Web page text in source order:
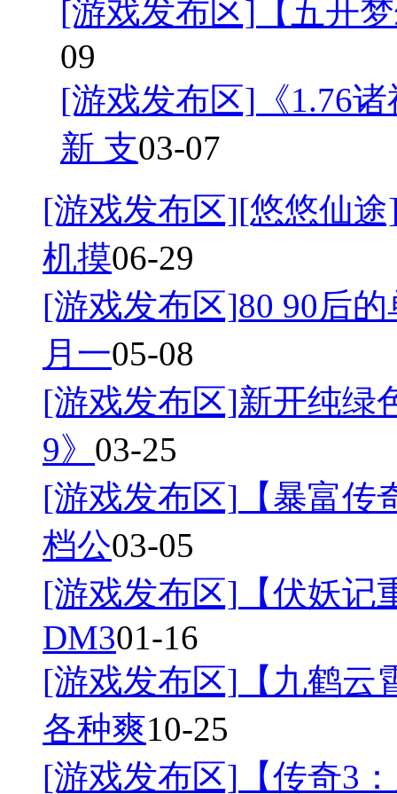
[游戏发布区] 【五开
09
[游戏发布区] 《1.76
新 支03-07
[游戏发布区][悠悠仙
机摸06-29
[游戏发布区]80 90后
月一05-08
[游戏发布区]新开纯绿
9》 03-25
[游戏发布区] 【暴富
档公03-05
[游戏发布区] 【伏妖
DM301-16
[游戏发布区] 【九鹤
各种爽10-25
[游戏发布区] 【传奇3